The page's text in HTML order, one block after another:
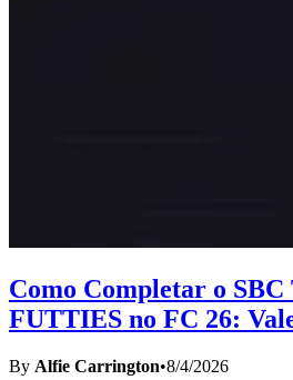
Como Completar o
FUTTIES no FC 26:
By Alfie Carrington•8/4/2026